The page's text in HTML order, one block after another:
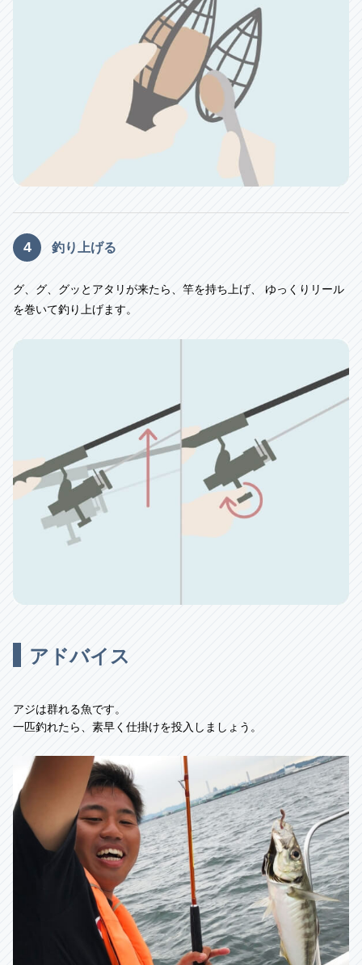
4 釣り上げる
グ、グ、グッとアタリが来たら、竿を持ち上げ、
ゆっくりリール
を巻いて釣り上げます。
アドバイス
アジは群れる魚です。
一匹釣れたら、素早く仕掛けを投入しましょう。